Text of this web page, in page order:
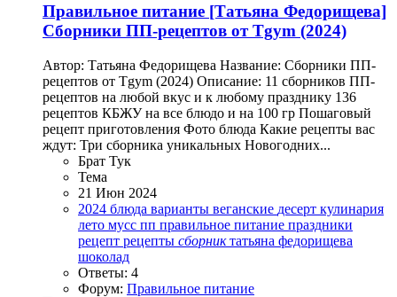
Правильное питание [Татьяна Федорищева]
Сборники ПП-рецептов от Tgym (2024)
Автор: Татьяна Федорищева Название: Сборники ПП-
рецептов от Tgym (2024) Описание: 11 сборников ПП-
рецептов на любой вкус и к любому празднику 136
рецептов КБЖУ на все блюдо и на 100 гр Пошаговый
рецепт приготовления Фото блюда Какие рецепты вас
ждут: Три сборника уникальных Новогодних...
Брат Тук
Тема
21 Июн 2024
2024 блюда варианты веганские десерт кулинария
лето мусс пп правильное питание праздники
рецепт рецепты сборник татьяна федорищева
шоколад
Ответы: 4
Форум: Правильное питание